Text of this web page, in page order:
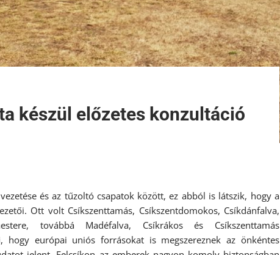
készül előzetes konzultáció
és az tűzoltó csapatok között, ez abból is látszik, hogy a
Ott volt Csíkszenttamás, Csíkszentdomokos, Csíkdánfalva,
továbbá Madéfalva, Csíkrákos és Csíkszenttamás
hogy európai uniós forrásokat is megszereznek az önkéntes